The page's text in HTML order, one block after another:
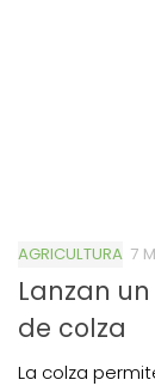
AGRICULTURA 7
Lanzan
de colza
La colza